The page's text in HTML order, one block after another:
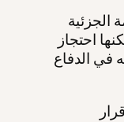
احتجاز
في الدفاع